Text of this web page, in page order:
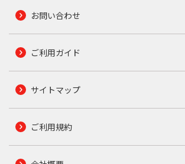
お問い合わせ
ご利用ガイド
サイトマップ
ご利用規約